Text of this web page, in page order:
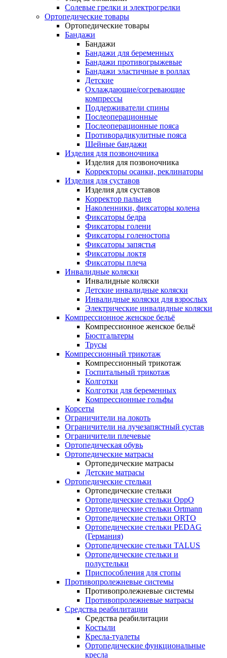
Солевые грелки и электрогрелки
Ортопедические товары
Ортопедические товары
Бандажи
Бандажи
Бандажи для беременных
Бандажи противогрыжевые
Бандажи эластичные в роллах
Детские
Охлаждающие/согревающие
компрессы
Поддерживатели спины
Послеоперационные
Послеоперационные пояса
Противорадикулитные пояса
Шейные бандажи
Изделия для позвоночника
Изделия для позвоночника
Корректоры осанки, реклинаторы
Изделия для суставов
Изделия для суставов
Корректор пальцев
Наколенники, фиксаторы колена
Фиксаторы бедра
Фиксаторы голени
Фиксаторы голеностопа
Фиксаторы запястья
Фиксаторы локтя
Фиксаторы плеча
Инвалидные коляски
Инвалидные коляски
Детские инвалидные коляски
Инвалидные коляски для взрослых
Электрические инвалидные коляски
Компрессионное женское бельё
Компрессионное женское бельё
Бюстгальтеры
Трусы
Компрессионный трикотаж
Компрессионный трикотаж
Госпитальный трикотаж
Колготки
Колготки для беременных
Компрессионные гольфы
Корсеты
Ограничители на локоть
Ограничители на лучезапястный сустав
Ограничители плечевые
Ортопедическая обувь
Ортопедические матрасы
Ортопедические матрасы
Детские матрасы
Ортопедические стельки
Ортопедические стельки
Ортопедические стельки OppO
Ортопедические стельки Ortmann
Ортопедические стельки ORTO
Ортопедические стельки PEDAG
(Германия)
Ортопедические стельки TALUS
Ортопедические стельки и
полустельки
Приспособления для стопы
Противопролежневые системы
Противопролежневые системы
Противопролежневые матрасы
Средства реабилитации
Средства реабилитации
Костыли
Кресла-туалеты
Ортопедические функциональные
кресла